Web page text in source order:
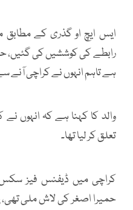
ایس ایچ او گذری کے مطابق
رابطے کی کوششیں کی گئیں،
ہے تاہم انہوں نے کراچی آنے سے
والد کا کہنا ہے کہ انہوں
تعلق کر لیا تھا۔
کراچی میں ڈیفنس فیز
حمیرا اصغر کی لاش ملی